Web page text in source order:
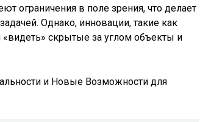
ограничения в поле зрения, что делает
Однако, инновации, такие как
скрытые за углом объекты и